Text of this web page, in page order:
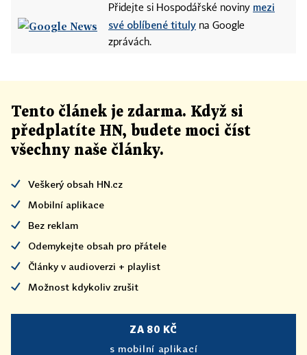
Přidejte si Hospodářské noviny mezi
své oblíbené tituly na Google
zprávách.
Tento článek je zdarma. Když si
předplatíte HN, budete moci číst
všechny naše články.
Veškerý obsah HN.cz
Mobilní aplikace
Bez reklam
Odemykejte obsah pro přátele
Články v audioverzi + playlist
Možnost kdykoliv zrušit
ZA 80 KČ
s mobilní aplikací